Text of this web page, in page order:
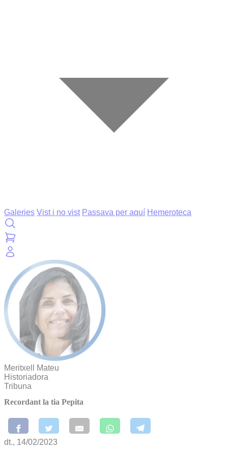
Galeries Vist i no vist Passava per aquí Hemeroteca
Meritxell Mateu
Historiadora
Tribuna
Recordant la tia Pepita
dt., 14/02/2023